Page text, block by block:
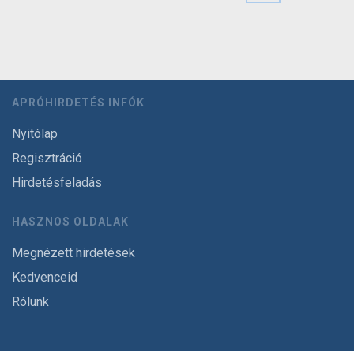
APRÓHIRDETÉS INFÓK
Nyitólap
Regisztráció
Hirdetésfeladás
HASZNOS OLDALAK
Megnézett hirdetések
Kedvenceid
Rólunk